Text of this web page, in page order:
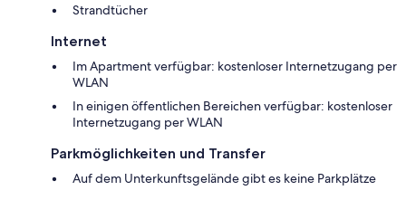
Strandtücher
Internet
Im Apartment verfügbar: kostenloser Internetzugang per
WLAN
In einigen öffentlichen Bereichen verfügbar: kostenloser
Internetzugang per WLAN
Parkmöglichkeiten und Transfer
Auf dem Unterkunftsgelände gibt es keine Parkplätze